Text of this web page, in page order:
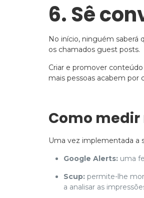
6. Sê
No início, ninguém saberá
os chamados guest posts.
Criar e promover
mais pessoas acabem por
Como
Uma vez implementada a
Google Alerts: uma
Scup: permite-lhe
a analisar as